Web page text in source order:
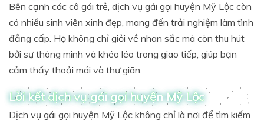
Bên cạnh các cô gái trẻ, dịch vụ gái gọi huyện Mỹ Lộc còn
có nhiều sinh viên xinh đẹp, mang đến trải nghiệm làm tình
đẳng cấp. Họ không chỉ giỏi về nhan sắc mà còn thu hút
bởi sự thông minh và khéo léo trong giao tiếp, giúp bạn
cảm thấy thoải mái và thư giãn.
Lời kết dịch vụ gái gọi huyện Mỹ Lộc
Dịch vụ gái gọi huyện Mỹ Lộc không chỉ là nơi để tìm kiếm